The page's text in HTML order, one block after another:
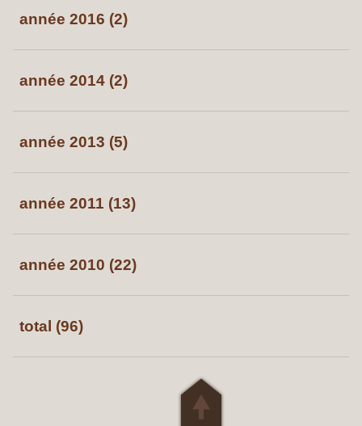
année 2016 (2)
année 2014 (2)
année 2013 (5)
année 2011 (13)
année 2010 (22)
total (96)
🠝